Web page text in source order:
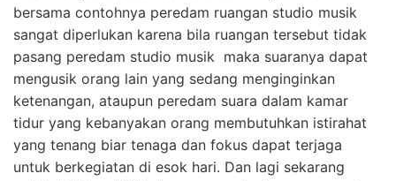
bersama contohnya peredam ruangan studio musik
sangat diperlukan karena bila ruangan tersebut tidak
pasang peredam studio musik maka suaranya dapat
mengusik orang lain yang sedang menginginkan
ketenangan, ataupun peredam suara dalam kamar
tidur yang kebanyakan orang membutuhkan istirahat
yang tenang biar tenaga dan fokus dapat terjaga
untuk berkegiatan di esok hari. Dan lagi sekarang